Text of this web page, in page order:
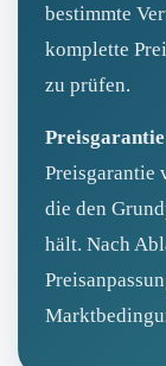
bestimmte
komplette
zu prüfen.
Preisgarantie
die den
hält. Nach